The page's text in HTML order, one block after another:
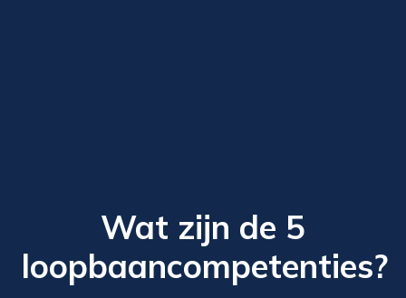
Wat zijn de 5
loopbaancompetenties?